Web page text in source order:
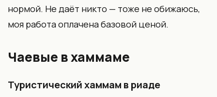
нормой. Не даёт никто — тоже не обижаюсь,
моя работа оплачена базовой ценой.
Чаевые в хаммаме
Туристический хаммам в риаде